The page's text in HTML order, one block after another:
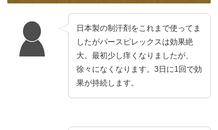
日本製の制汗剤をこれまで使ってま
したがパースピレックスは効果絶
大。最初少し痒くなりましたが、
徐々になくなります。3日に1回で効
果が持続します。